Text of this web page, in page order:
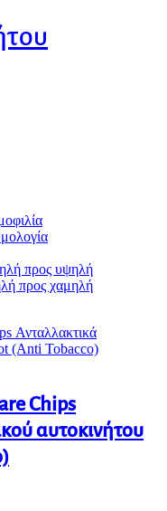
προς υψηλή
προς χαμηλή
Chips
αυτοκινήτου